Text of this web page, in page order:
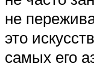
не
это
самых его